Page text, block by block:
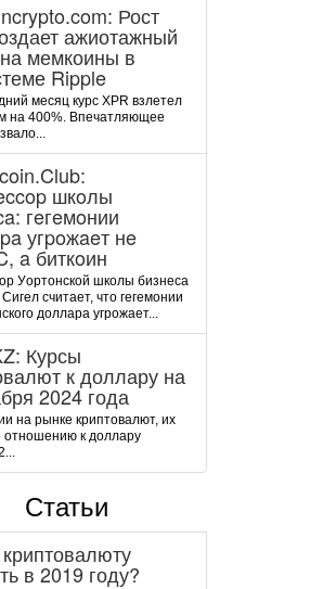
Рост
ажиотажный
мемкоины в
Ripple
месяц курс XPR взлетел
на 400%. Впечатляющее
шкoлы
гeгeмoнии
угpoжaeт нe
a биткoин
Уopтoнcкoй шкoлы бизнeca
cчитaeт, чтo гeгeмoнии
дoллapa угpoжaeт...
Курсы
к доллару на
2024 года
на рынке криптовалют, их
отношению к доллару
Статьи
в 2019 году?